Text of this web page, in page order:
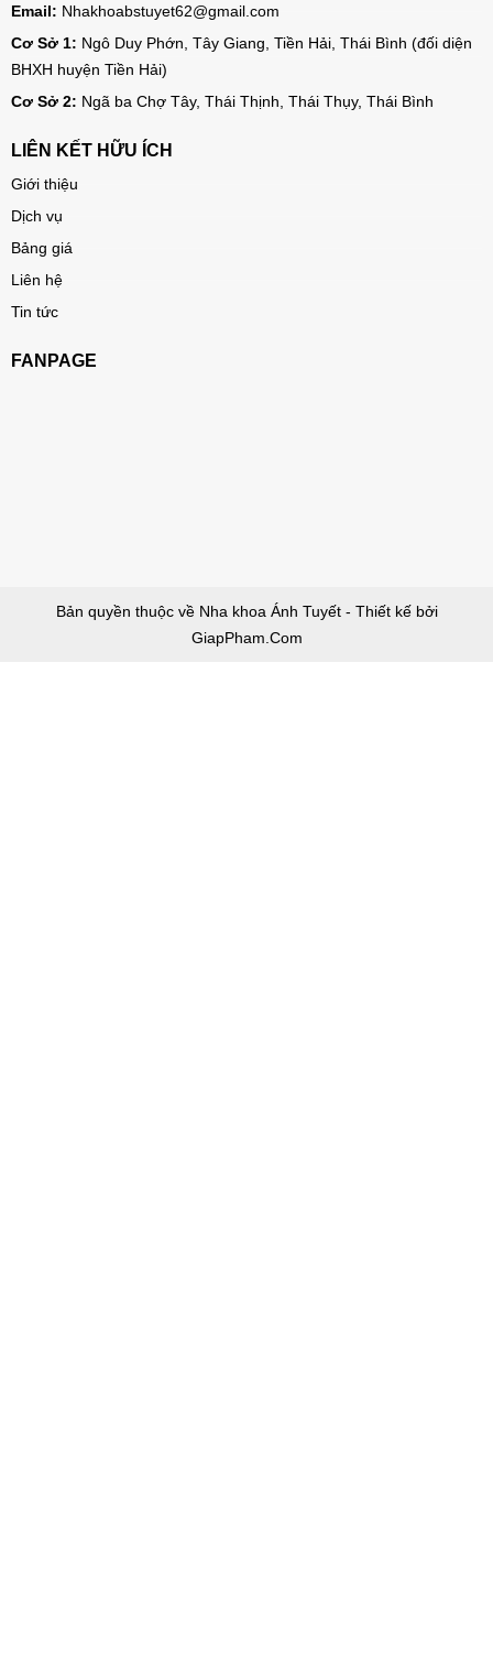
Email: Nhakhoabstuyet62@gmail.com
Cơ Sở 1: Ngô Duy Phớn, Tây Giang, Tiền Hải, Thái Bình (đối diện
BHXH huyện Tiền Hải)
Cơ Sở 2: Ngã ba Chợ Tây, Thái Thịnh, Thái Thụy, Thái Bình
LIÊN KẾT HỮU ÍCH
Giới thiệu
Dịch vụ
Bảng giá
Liên hệ
Tin tức
FANPAGE
Bản quyền thuộc về Nha khoa Ánh Tuyết - Thiết kế bởi
GiapPham.Com